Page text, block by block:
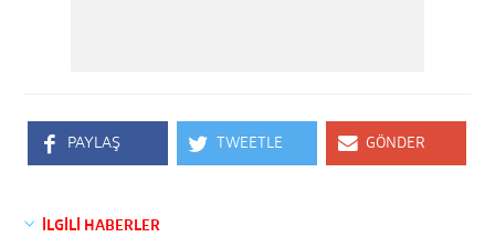
PAYLAŞ TWEETLE GÖNDER
İLGİLİ HABERLER